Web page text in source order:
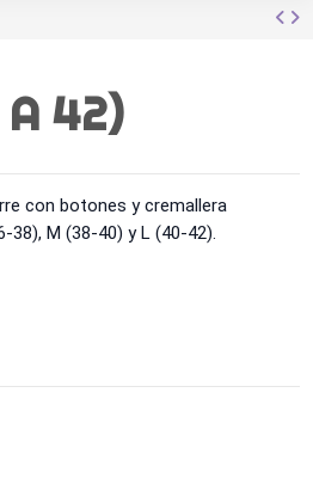
A 42)
con botones y cremallera
38), M (38-40) y L (40-42).